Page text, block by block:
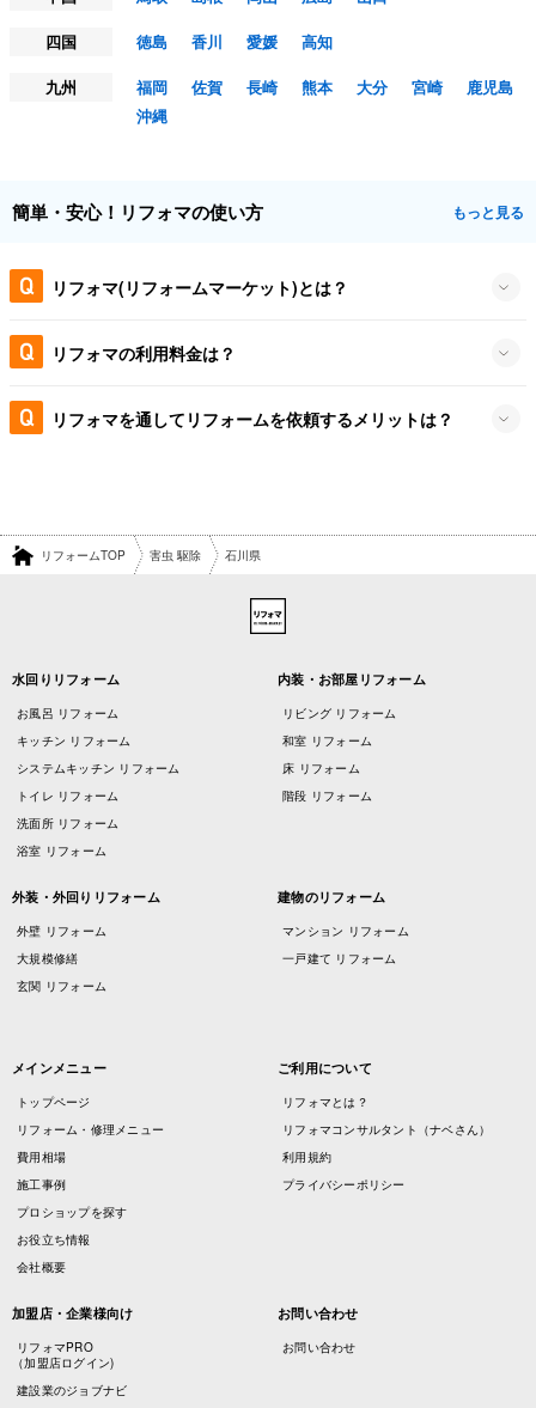
四国
徳島 香川 愛媛
高知
九州
福岡 佐賀 長崎 熊本 大分 宮崎
鹿児島
沖縄
簡単・安心！リフォマの使い方 もっと見る
リフォマ(リフォームマーケット)とは？
リフォマの利用料金は？
リフォマを通してリフォームを依頼するメリットは？
リフォームTOP 害虫 駆除 石川県
水回りリフォーム
お風呂 リフォーム
キッチン リフォーム
システムキッチン リフォーム
トイレ リフォーム
洗面所 リフォーム
浴室 リフォーム
内装・お部屋リフォーム
リビング リフォーム
和室 リフォーム
床 リフォーム
階段 リフォーム
外装・外回りリフォーム
外壁 リフォーム
大規模修繕
玄関 リフォーム
建物のリフォーム
マンション リフォーム
一戸建て リフォーム
メインメニュー
トップページ
リフォーム・修理メニュー
費用相場
施工事例
プロショップを探す
お役立ち情報
会社概要
ご利用について
リフォマとは？
リフォマコンサルタント（ナベさん）
利用規約
プライバシーポリシー
加盟店・企業様向け
リフォマPRO
（加盟店ログイン)
建設業のジョブナビ
お問い合わせ
お問い合わせ